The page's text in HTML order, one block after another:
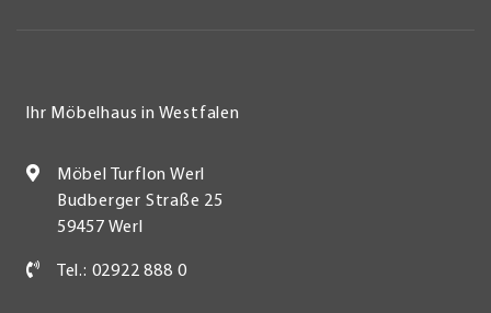
Ihr Möbelhaus in Westfalen
Möbel Turflon Werl
Budberger Straße 25
59457 Werl
Tel.: 02922 888 0